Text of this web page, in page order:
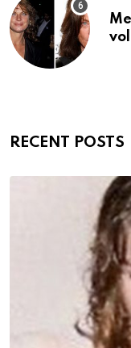
RECENT POSTS